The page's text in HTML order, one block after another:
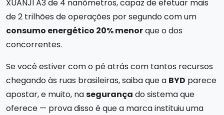
XUANJI A3 de 4 nanômetros, capaz de efetuar mais
de 2 trilhões de operações por segundo com um
consumo energético 20% menorque o dos
concorrentes.
Se você estiver com o pé atrás com tantos recursos
chegando às ruas brasileiras, saiba que a BYD parece
apostar, e muito, nasegurança do sistema que
oferece — prova disso é que a marca instituiu uma